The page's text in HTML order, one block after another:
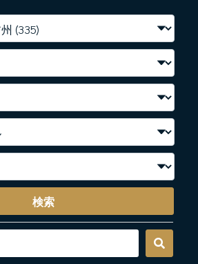
検索